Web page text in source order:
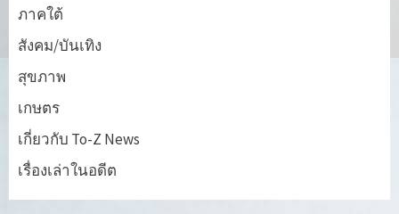
ภาคใต้
สังคม/บันเทิง
สุขภาพ
เกษตร
เกี่ยวกับ To-Z News
เรื่องเล่าในอดีต